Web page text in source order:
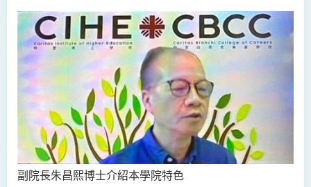
副院長朱昌熙博士介紹本學院特色